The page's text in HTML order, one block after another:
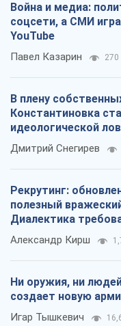
Война и медиа:
соцсети, а СМИ
YouTube
Павел Казарин 270
В плену
Константиновка
идеологической
российских
Дмитрий Снегирев
Рекрутинг:
полезный
Диалектика
Александр Кирш
Ни оружия, ни
создает новую
Игар Тышкевич